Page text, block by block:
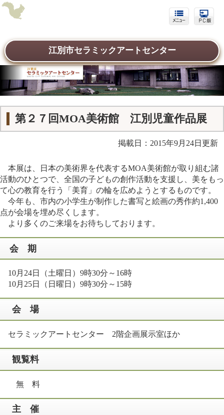
江別市セラミックアートセンター
第２７回MOA美術館 江別児童作品展
掲載日：2015年9月24日更新
本展は、日本の美術界を代表するMOA美術館が取り組む諸
活動のひとつで、全国の子どもの創作活動を支援し、美をもっ
て心の教育を行う「美育」の輪を広めようとするものです。
今年も、市内の小学生が制作した書写と絵画の秀作約1,400
点が会場を埋め尽くします。
より多くのご来場をお待ちしております。
会 期
10月24日（土曜日）9時30分～16時
10月25日（日曜日）9時30分～15時
会 場
セラミックアートセンター 2階企画展示室ほか
観覧料
無 料
主 催